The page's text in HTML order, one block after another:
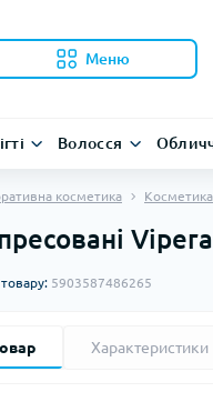
Меню
Волосся
косметика
5903587486265
Характеристики